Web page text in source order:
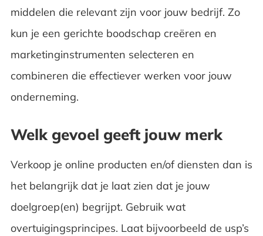
middelen die relevant zijn voor jouw bedrijf. Zo
kun je een gerichte boodschap creëren en
marketinginstrumenten selecteren en
combineren die effectiever werken voor jouw
onderneming.
Welk gevoel geeft jouw merk
Verkoop je online producten en/of diensten dan is
het belangrijk dat je laat zien dat je jouw
doelgroep(en) begrijpt. Gebruik wat
overtuigingsprincipes. Laat bijvoorbeeld de usp’s